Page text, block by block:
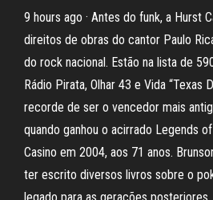
9 hours ago · Antes do funk, a Hurst
direitos de obras do cantor Paulo
do rock nacional. Estão na lista de
Rádio Pirata, Olhar 43 e Vida “Texas
recorde de ser o vencedor mais
quando ganhou o acirrado Legends
Casino em 2004, aos 71 anos.
ter escrito diversos livros sobre o